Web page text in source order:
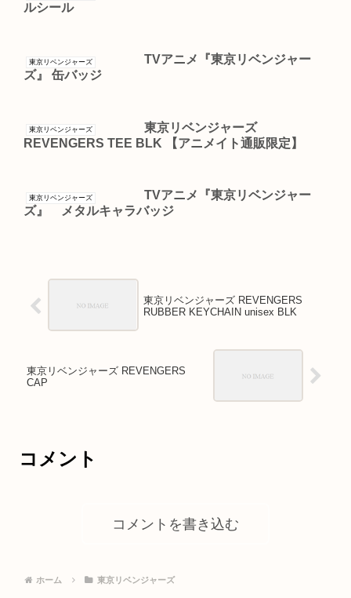
ルシール
東京リベンジャーズ
TVアニメ『東京リベンジャー
ズ』 缶バッジ
東京リベンジャーズ
東京リベンジャーズ
REVENGERS TEE BLK 【アニメイト通販限定】
東京リベンジャーズ
TVアニメ『東京リベンジャー
ズ』 メタルキャラバッジ
東京リベンジャーズ REVENGERS
RUBBER KEYCHAIN unisex BLK
東京リベンジャーズ REVENGERS
CAP
コメント
コメントを書き込む
ホーム 東京リベンジャーズ